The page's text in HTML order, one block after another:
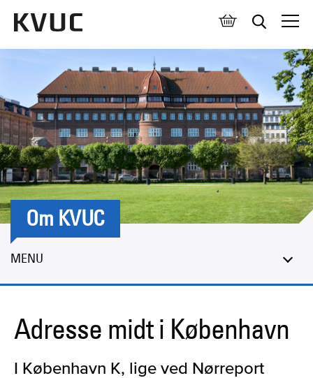
Om KVUC
MENU
Adresse midt i København
I København K, lige ved Nørreport